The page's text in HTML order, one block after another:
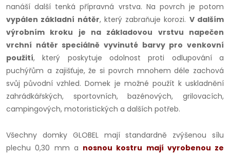
nanáší další tenká přípravná vrstva. Na povrch je potom
vypálen základní nátěr, který zabraňuje korozi. V dalším
výrobním kroku je na základovou vrstvu napečen
vrchní nátěr speciálně vyvinuté barvy pro venkovní
použití, který poskytuje odolnost proti odlupování a
puchýřům a zajišťuje, že si povrch mnohem déle zachová
svůj původní vzhled. Domek je možné použít k uskladnění
zahrádkářských, sportovních, bazénových, grilovacích,
campingových, motoristických a dalších potřeb.
Všechny domky GLOBEL mají standardně zvýšenou sílu
plechu 0,30 mm a nosnou kostru mají vyrobenou ze